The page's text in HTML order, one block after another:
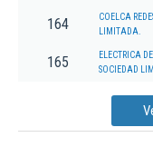
164
COELCA
LIMITADA.
165
ELECTRICA
SOCIEDAD